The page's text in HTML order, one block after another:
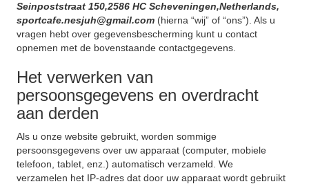
Seinpoststraat 150,2586 HC Scheveningen,Netherlands,
sportcafe.nesjuh@gmail.com (hierna “wij” of “ons”). Als u
vragen hebt over gegevensbescherming kunt u contact
opnemen met de bovenstaande contactgegevens.
Het verwerken van
persoonsgegevens en overdracht
aan derden
Als u onze website gebruikt, worden sommige
persoonsgegevens over uw apparaat (computer, mobiele
telefoon, tablet, enz.) automatisch verzameld. We
verzamelen het IP-adres dat door uw apparaat wordt gebruikt